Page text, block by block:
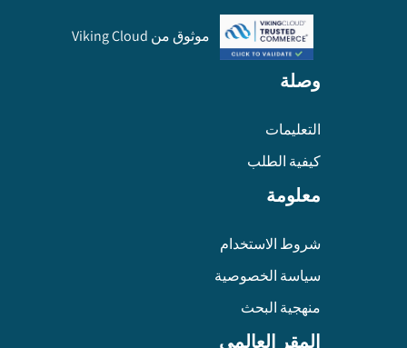
موثوق من Viking Cloud
وصلة
التعليمات
كيفية الطلب
معلومة
شروط الاستخدام
سياسة الخصوصية
منهجية البحث
المقر العالمي